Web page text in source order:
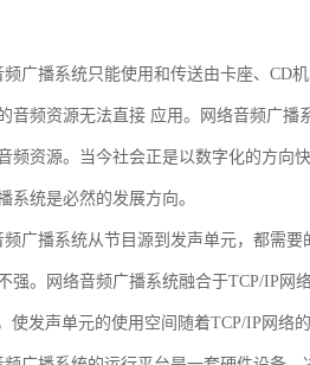
广播系统只能使用和传送由卡座、CD
音频资源无法直接 应用。网络音频广
频资源。当今社会正是以数字化的方向
系统是必然的发展方向。
广播系统从节目源到发声单元，都需
强。网络音频广播系统融合于TCP/IP
使发声单元的使用空间随着TCP/IP网络